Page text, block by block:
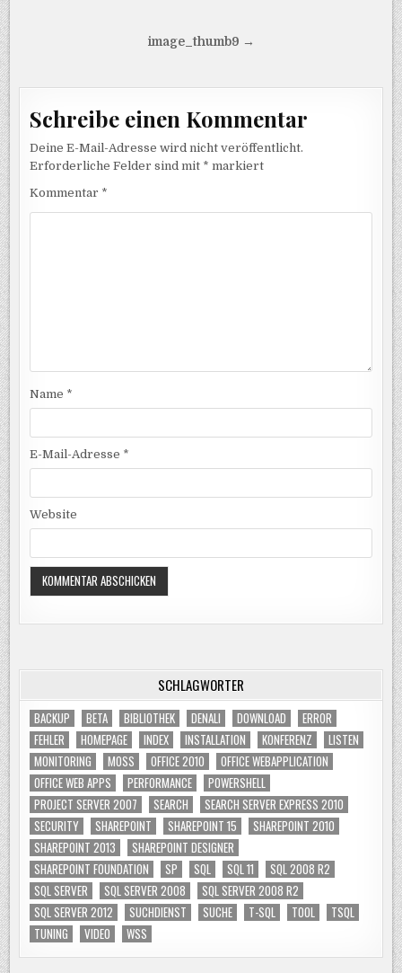
Beitragsnavigation
image_thumb9 →
Schreibe einen Kommentar
Deine E-Mail-Adresse wird nicht veröffentlicht.
Erforderliche Felder sind mit * markiert
Kommentar *
Name *
E-Mail-Adresse *
Website
SCHLAGWÖRTER
BACKUP BETA BIBLIOTHEK DENALI DOWNLOAD
ERROR
FEHLER
HOMEPAGE INDEX INSTALLATION KONFERENZ
LISTEN
MONITORING
MOSS OFFICE 2010
OFFICE WEBAPPLICATION
OFFICE WEB APPS
PERFORMANCE
POWERSHELL
PROJECT SERVER 2007
SEARCH
SEARCH SERVER EXPRESS 2010
SECURITY
SHAREPOINT SHAREPOINT 15
SHAREPOINT 2010
SHAREPOINT 2013
SHAREPOINT DESIGNER
SHAREPOINT FOUNDATION
SP SQL SQL 11
SQL 2008 R2
SQL SERVER
SQL SERVER 2008
SQL SERVER 2008 R2
SQL SERVER 2012
SUCHDIENST SUCHE T-SQL TOOL
TSQL
TUNING
VIDEO WSS